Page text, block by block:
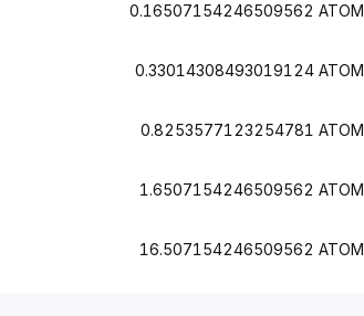
0.16507154246509562 ATOM
0.33014308493019124 ATOM
0.8253577123254781 ATOM
1.6507154246509562 ATOM
16.507154246509562 ATOM